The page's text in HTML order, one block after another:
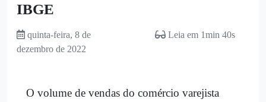
IBGE
quinta-feira, 8 de
dezembro de 2022
Leia em 1min 40s
O volume de vendas do comércio varejista